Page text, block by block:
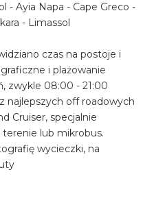
- Ayia Napa - Cape Greco -
- Limassol
czas na postoje i
i plażowanie
zwykle 08:00 - 21:00
najlepszych off roadowych
Cruiser, specjalnie
lub mikrobus.
wycieczki, na